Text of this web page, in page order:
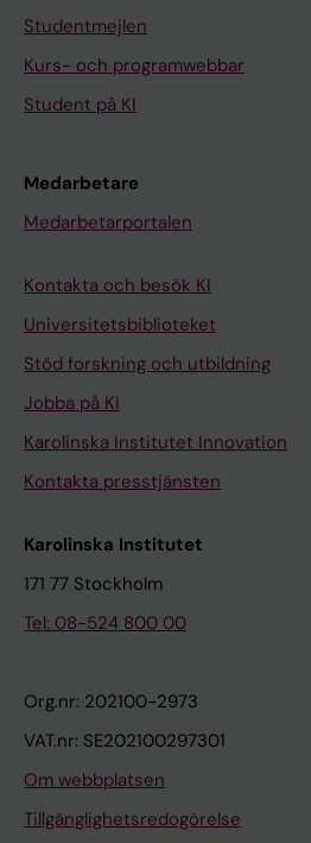
Studentmejlen
Kurs- och programwebbar
Student på KI
Medarbetare
Medarbetarportalen
Kontakta och besök KI
Universitetsbiblioteket
Stöd forskning och utbildning
Jobba på KI
Karolinska Institutet Innovation
Kontakta presstjänsten
Karolinska Institutet
171 77 Stockholm
Tel: 08-524 800 00
Org.nr: 202100-2973
VAT.nr: SE202100297301
Om webbplatsen
Tillgänglighetsredogörelse